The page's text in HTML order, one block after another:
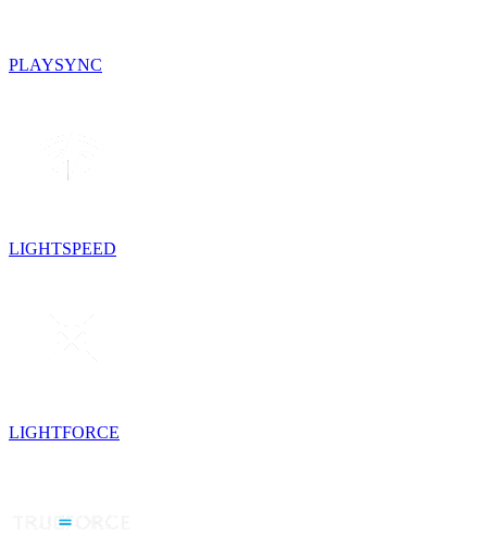
PLAYSYNC
LIGHTSPEED
LIGHTFORCE